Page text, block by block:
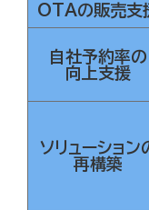
OTAの販売支
自社予約率の
向上支援
ソリューション
再構築